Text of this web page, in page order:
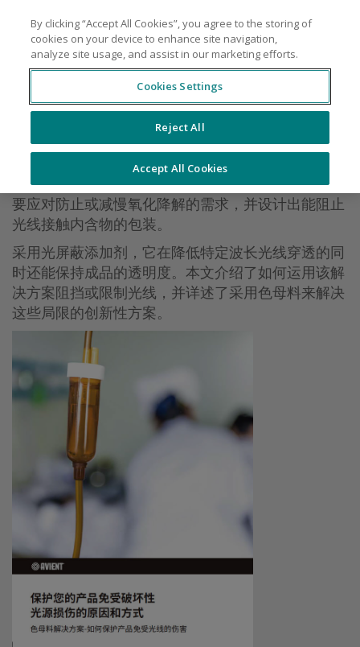
保护您的产品免受破坏性光源损伤的原因和
方式
食品和医疗成分的氧化降解得到越来越多的关注。不
仅由于保质期缩短和损坏增加导致成本增加，更为重
要的是，可能引起人类健康福祉方面的隐患。我们需
要应对防止或减慢氧化降解的需求，并设计出能阻止
光线接触内含物的包装。
采用光屏蔽添加剂，它在降低特定波长光线穿透的同
时还能保持成品的透明度。本文介绍了如何运用该解
决方案阻挡或限制光线，并详述了采用色母料来解决
这些局限的创新性方案。
By clicking “Accept All Cookies”, you agree to the storing of
cookies on your device to enhance site navigation,
analyze site usage, and assist in our marketing efforts.
Cookies Settings
Reject All
Accept All Cookies